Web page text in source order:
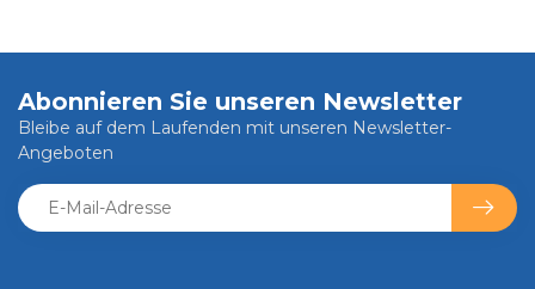
Abonnieren Sie unseren Newsletter
Bleibe auf dem Laufenden mit unseren Newsletter-
Angeboten